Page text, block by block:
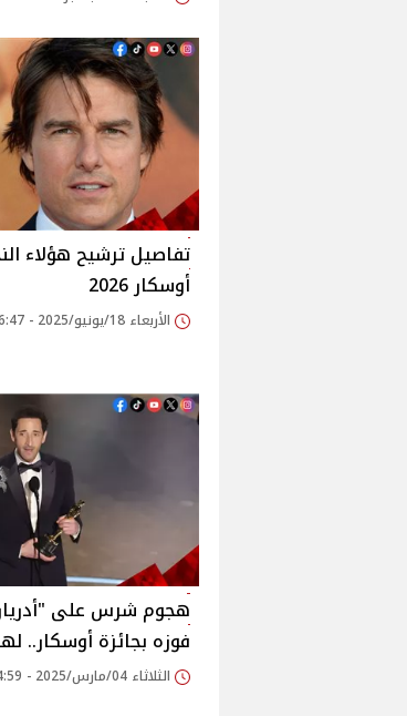
تفاصيل ترشيح هؤلاء
أوسكار 2026
الأربعاء 18/يونيو/2025 - 06:47 م
هجوم شرس على
فوزه بجائزة أوسكار..
الثلاثاء 04/مارس/2025 - 04:59 م